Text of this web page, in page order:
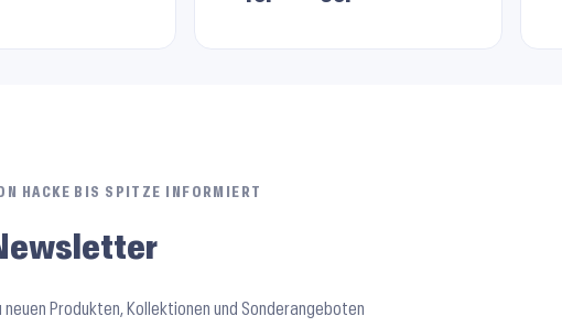
HACKE BIS SPITZE INFORMIERT
neuen Produkten, Kollektionen und Sonderangeboten